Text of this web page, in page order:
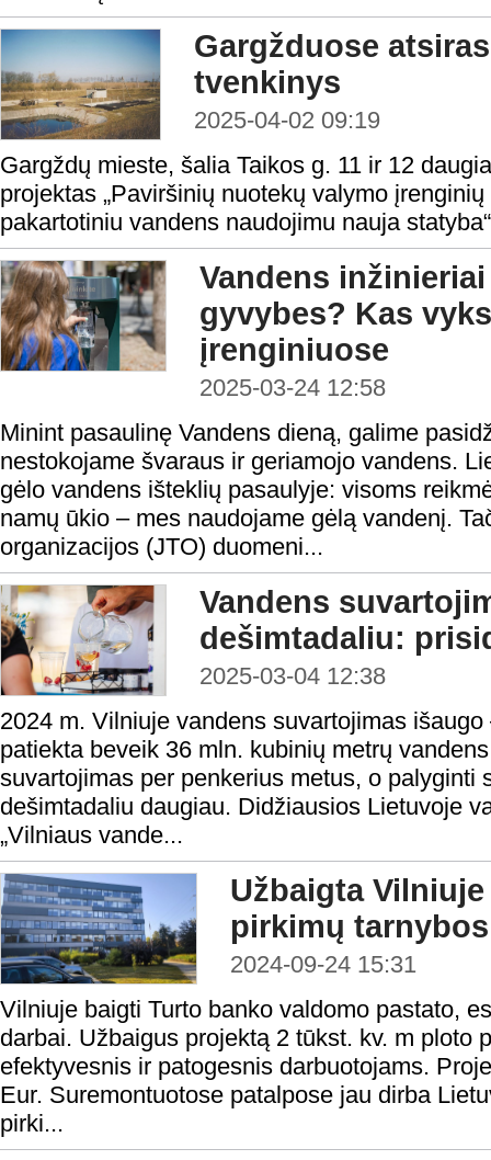
Gargžduose
tvenkinys
2025-04-02 09:19
Gargždų mieste, šalia Taikos g. 11 ir 12
projektas „Paviršinių nuotekų valymo
pakartotiniu vandens naudojimu nauja
Vandens
gyvybes? Kas
įrenginiuose
2025-03-24 12:58
Minint pasaulinę Vandens dieną, galime
nestokojame švaraus ir geriamojo vandens.
gėlo vandens išteklių pasaulyje: visoms
namų ūkio – mes naudojame gėlą vandenį.
organizacijos (JTO) duomeni...
Vandens
dešimtadaliu:
2025-03-04 12:38
2024 m. Vilniuje vandens suvartojimas
patiekta beveik 36 mln. kubinių metrų
suvartojimas per penkerius metus, o palyginti
dešimtadaliu daugiau. Didžiausios Lietuvoje
„Vilniaus vande...
Užbaigta
pirkimų
2024-09-24 15:31
Vilniuje baigti Turto banko valdomo pastato,
darbai. Užbaigus projektą 2 tūkst. kv. m ploto
efektyvesnis ir patogesnis darbuotojams.
Eur. Suremontuotose patalpose jau dirba
pirki...